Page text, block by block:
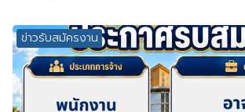
ข่าวรับสมัครงาน